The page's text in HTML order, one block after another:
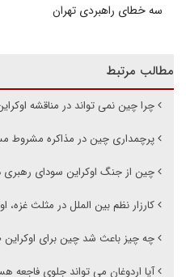
سه خطای راهبردی تهران
مطالب مرتبط
چرا چین نمی تواند در مناقشه
پرچمداری چین در مذاکره مشروط
چین از جنگ اوکراین سودای رهبری
کارزار نظم بین الملل در مثلث غزه،
چه چیز باعث شد چین برای
آیا اردوغان می تواند جلوی فاجعه